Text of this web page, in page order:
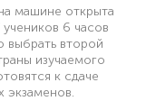
машине открыта
6 часов
выбрать второй
изучаемого
к сдаче